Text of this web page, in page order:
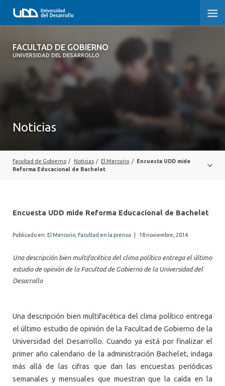
FACULTAD DE GOBIERNO
UNIVERSIDAD DEL DESARROLLO
FACULTAD DE GOBIERNO
EXTENSIÓN
Noticias
Facultad de Gobierno / Noticias / El Mercurio /
Encuesta UDD mide
Reforma Educacional de Bachelet
Encuesta UDD mide Reforma Educacional de Bachelet
Publicado en: El Mercurio Facultad en la prensa 18 noviembre, 2014
Una descripción bien multifacética del clima político entrega el último
estudio de opinión de la Facultad de Gobierno de la Universidad del
Desarrollo
Una descripción bien multifacética del clima político entrega
el último estudio de opinión de la Facultad de Gobierno de la
Universidad del Desarrollo. Cuando ya está por finalizar el
primer año calendario de la administración Bachelet, indaga
más allá de las cifras que dan las encuestas periódicas
semanales y mensuales que muestran que la caída en la